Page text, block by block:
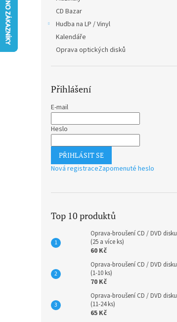
CD Bazar
Hudba na LP / Vinyl
Kalendáře
Oprava optických disků
Přihlášení
E-mail
Heslo
PŘIHLÁSIT SE
Nová registraceZapomenuté heslo
Top 10 produktů
Oprava-broušení CD / DVD disku
(25 a více ks)
60 Kč
Oprava-broušení CD / DVD disku
(1-10 ks)
70 Kč
Oprava-broušení CD / DVD disku
(11-24 ks)
65 Kč